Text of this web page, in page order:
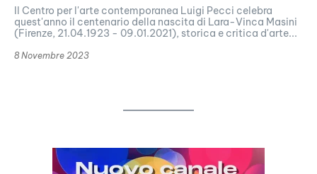
Il Centro per l'arte contemporanea Luigi Pecci celebra
quest'anno il centenario della nascita di Lara-Vinca Masini
(Firenze, 21.04.1923 - 09.01.2021), storica e critica d'arte...
8 Novembre 2023